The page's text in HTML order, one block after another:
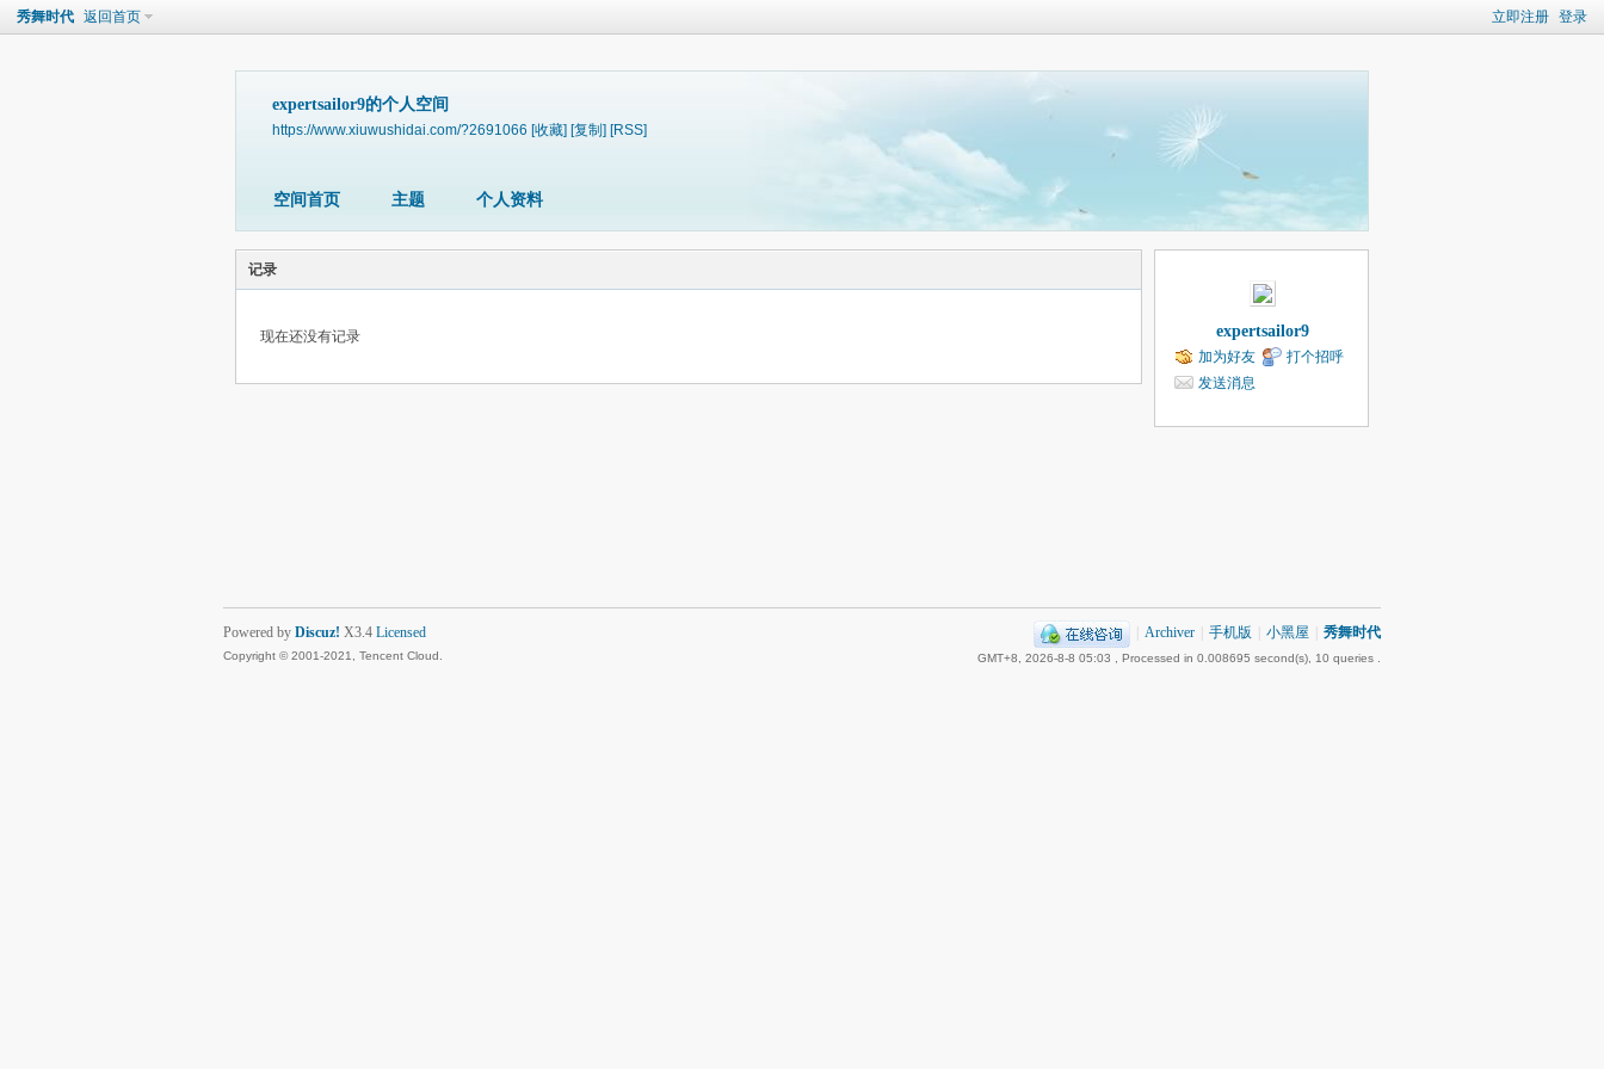
立即注册 登录
秀舞时代 返回首页
expertsailor9的个人空间
https://www.xiuwushidai.com/?2691066 [收藏] [复制] [RSS]
空间首页 主题 个人资料
记录
现在还没有记录 expertsailor9
加为好友
打个招呼
发送消息
Archiver 手机版 小黑屋 秀舞时代
GMT+8, 2026-8-8 05:03 , Processed in 0.008695 second(s), 10 queries .
Powered by Discuz! X3.4 Licensed
Copyright © 2001-2021, Tencent Cloud.